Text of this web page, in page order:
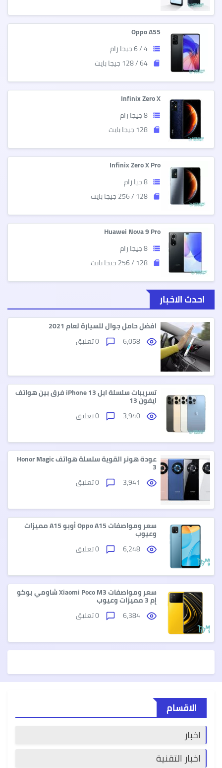
Oppo A55
storage 4 / 6 جيجا رام
sd_storage 64 / 128 جيجا بايت
Infinix Zero X
storage 8 جيجا رام
sd_storage 128 جيجا بايت
Infinix Zero X Pro
storage 8 جيا رام
sd_storage 128 / 256 جيجا بايت
Huawei Nova 9 Pro
storage 8 جيجا رام
sd_storage 128 / 256 جيجا بايت
احدث الاخبار
افضل حامل جوال للسيارة لعام 2021
تسريبات سلسلة ابل iPhone 13 فرق بين هواتف
ايفون 13
عودة هونر القوية سلسلة هواتف Honor Magic
3
سعر ومواصفات Oppo A15 أوبو A15 مميزات
وعيوب
سعر ومواصفات Xiaomi Poco M3 شاومي بوكو
إم 3 مميزات وعيوب
الاقسام
اخبار
اخبار التقنية